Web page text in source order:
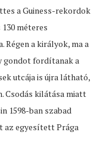
a Guiness-rekordok
méteres
Régen a királyok, ma a
gondot fordítanak a
utcája is újra látható,
Csodás kilátása miatt
1598-ban szabad
az egyesített Prága